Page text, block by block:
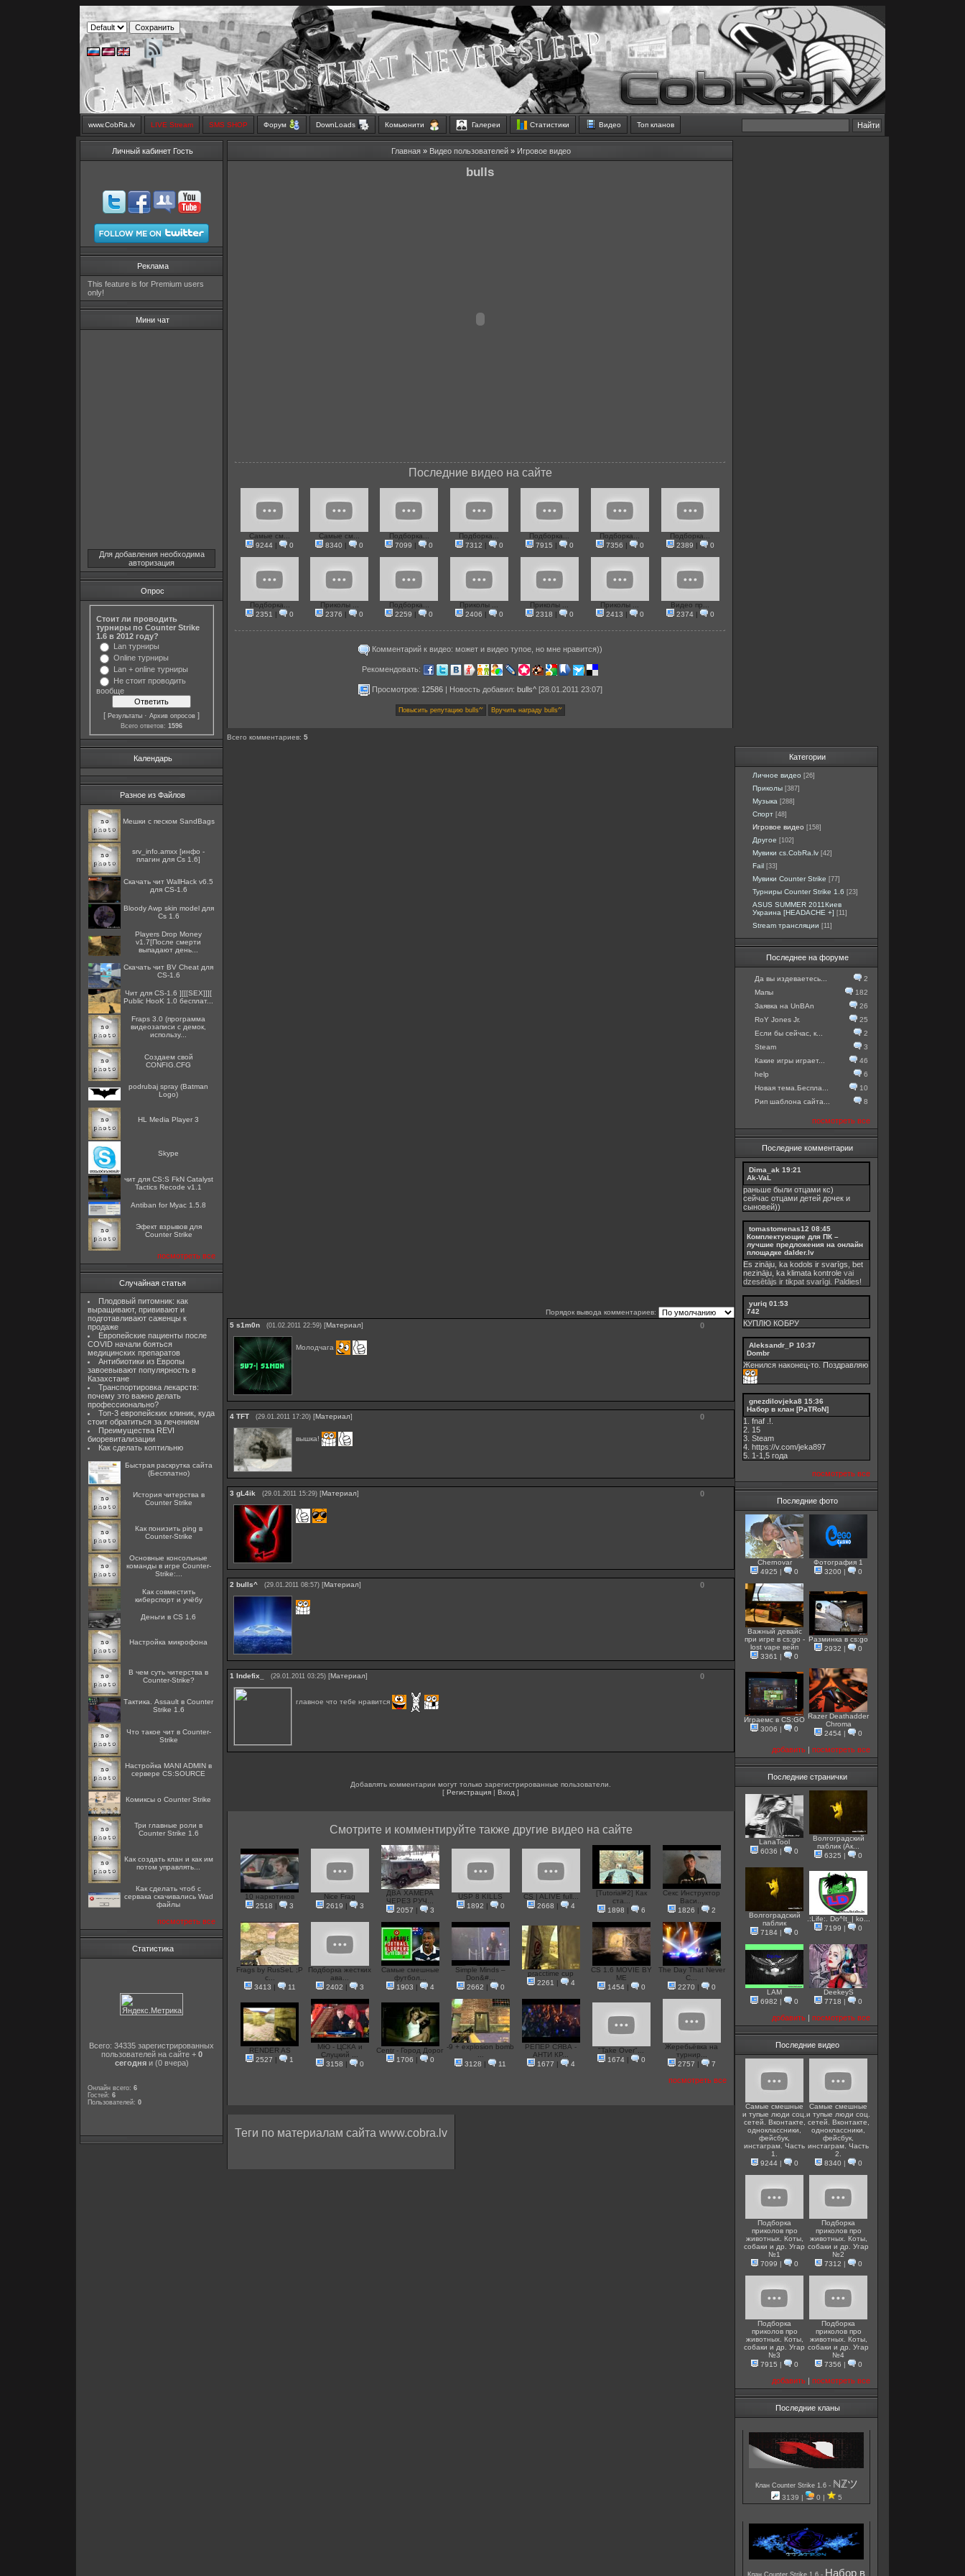
www.CobRa.lv LIVE Stream SMS SHOP Форум DownLoads Комьюнити Галереи Статистики Видео Топ кланов
Личный кабинет Гость
Реклама
This feature is for Premium users
only!
Мини чат
Для добавления необходима
авторизация
Опрос
Стоит ли проводить
турниры по Counter Strike
1.6 в 2012 году?
Lan турниры
Online турниры
Lan + online турниры
Не стоит проводить
вообще
[ Результаты · Архив опросов ]
Всего ответов: 1596
Календарь
Разное из Файлов
Мешки с песком SandBags
srv_info.amxx [инфо -
плагин для Cs 1.6]
Скачать чит WallHack v6.5
для CS-1.6
Bloody Awp skin model для
Cs 1.6
Players Drop Money
v1.7[После смерти
выпадают день...
Скачать чит BV Cheat для
CS-1.6
Чит для CS-1.6 ][[[SEX]]][
Public HooK 1.0 бесплат...
Fraps 3.0 (программа
видеозаписи с демок,
использу...
Создаем свой
CONFIG.CFG
podrubaj spray (Batman
Logo)
HL Media Player 3
Skype
чит для CS:S FkN Catalyst
Tactics Recode v1.1
Antiban for Myac 1.5.8
Эфект взрывов для
Counter Strike
посмотреть все
Случайная статья
Плодовый питомник: как
выращивают, прививают и
подготавливают саженцы к
продаже
Европейские пациенты после
COVID начали бояться
медицинских препаратов
Антибиотики из Европы
завоевывают популярность в
Казахстане
Транспортировка лекарств:
почему это важно делать
профессионально?
Топ-3 европейских клиник, куда
стоит обратиться за лечением
Преимущества REVI
биоревитализации
Как сделать коптильню
Быстрая раскрутка сайта
(Бесплатно)
История читерства в
Counter Strike
Как понизить ping в
Counter-Strike
Основные консольные
команды в игре Counter-
Strike:...
Как совместить
киберспорт и учёбу
Деньги в CS 1.6
Настройка микрофона
В чем суть читерства в
Counter-Strike?
Тактика. Assault в Counter
Strike 1.6
Что такое чит в Counter-
Strike
Настройка MANI ADMIN в
сервере CS:SOURCE
Комиксы о Counter Strike
Три главные роли в
Counter Strike 1.6
Как создать клан и как им
потом управлять...
Как сделать чтоб с
сервака скачивались Wad
файлы
посмотреть все
Статистика
Всего: 34335 зарегистрированных
пользователей на сайте + 0
сегодняи (0 вчера)
Онлайн всего: 6
Гостей: 6
Пользователей: 0
Главная » Видео пользователей » Игровое видео
bulls
Последние видео на сайте
Самые см...
9244 | 0
Самые см...
8340 | 0
Подборка...
7099 | 0
Подборка...
7312 | 0
Подборка...
7915 | 0
Подборка...
7356 | 0
Подборка...
2389 | 0
Подборка...
2351 | 0
Приколы ...
2376 | 0
Подборка...
2259 | 0
Приколы ...
2406 | 0
Приколы ...
2318 | 0
Приколы ...
2413 | 0
Видео пр...
2374| 0
Комментарий к видео: может и видео тупое, но мне нравится))
Рекомендовать:
Просмотров: 12586| Новость добавил: bulls^[28.01.2011 23:07]
Всего комментариев: 5
Порядок вывода комментариев:
0
5 s1m0n (01.02.2011 22:59) [Материал]
Молодчага
0
4 TFT (29.01.2011 17:20) [Материал]
вышка!
0
3 gL4ik (29.01.2011 15:29) [Материал]
0
2 bulls^ (29.01.2011 08:57) [Материал]
0
1 Indefix_ (29.01.2011 03:25) [Материал]
главное что тебе нравится
Добавлять комментарии могут только зарегистрированные пользователи.
[ Регистрация | Вход ]
Смотрите и комментируйте также другие видео на сайте
10 наркотиков
2518 | 3
Nice Frag
2619 | 3
ДВА ХАМЕРА
ЧЕРЕЗ РУЧ...
2057 | 3
USP 8 KILLS
1892 | 0
CS | ALIVE full...
2668 | 4
[Tutorial#2] Как
ста...
1898 | 6
Секс Инструктор
Васи...
1826 | 2
Frags by RusSeL ;P
c...
3413 | 11
Подборка жестких
ава...
2402 | 3
Самые смешные
футбол...
1903 | 4
Simple Minds –
Don&#...
2662 | 0
pracctime cup
2261 | 4
CS 1.6 MOVIE BY
ME
1454| 0
The Day That Never
C...
2270 | 0
RENDER AS
2527 | 1
МЮ - ЦСКА и
Слуцкий ...
3158 | 0
Centr - Город Дорог
1706 | 0
-9 + explosion bomb
3128 | 11
РЕПЕР СЯВА -
АНТИ КР...
1677 | 4
"Take Over"...
1674| 0
Жеребьёвка на
турнир...
2757 | 7
посмотреть все
Теги по материалам сайта www.cobra.lv
Категории
Личное видео [26]
Приколы [387]
Музыка [288]
Спорт [48]
Игровое видео [158]
Другое [102]
Мувики cs.CobRa.lv [42]
Fail [33]
Мувики Counter Strike [77]
Турниры Counter Strike 1.6 [23]
ASUS SUMMER 2011Киев
Украина [HEADACHE +] [11]
Stream трансляции [11]
Последнее на форуме
Да вы издеваетесь...
2
Мапы
182
Заявка на UnBAn
26
RoY Jones Jr.
25
Если бы сейчас, к...
2
Steam
3
Какие игры играет...
46
help
6
Новая тема.Беспла...
10
Рип шаблона сайта...
8
посмотреть все
Последние комментарии
Dima_ak 19:21
Ak-VaL
раньше были отцами кс)
сейчас отцами детей дочек и
сыновей))
tomastomenas12 08:45
Комплектующие для ПК –
лучшие предложения на онлайн
площадке dalder.lv
Es zināju, ka kodols ir svarīgs, bet
nezināju, ka klimata kontrole vai
dzesētājs ir tikpat svarīgi. Paldies!
yuriq 01:53
742
КУПЛЮ КОБРУ
Aleksandr_P 10:37
Dombr
Женился наконец-то. Поздравляю
gnezdilovjeka8 15:36
Набор в клан [PaTRoN]
1. fnaf .!.
2. 15
3. Steam
4. https://v.com/jeka897
5. 1-1,5 годa
посмотреть все
Последние фото
Chernovar
4925 | 0
Фотография 1
3200 | 0
Важный девайс
при игре в cs:go -
lost vape вейп
3361 | 0
Разминка в cs:go
2932 | 0
Играемс в CS:GO
3006 | 0
Razer Deathadder
Chroma
2454 | 0
добавить | посмотреть все
Последние странички
LanaTool
6036 | 0
Волгоградский
паблик (Ак...
6325 | 0
Волгоградский
паблик
7184 | 0
.:Life:. Do^It_| ko...
7199 | 0
LAM
6982 | 0
DeekeyS
7718 | 0
добавить | посмотреть все
Последние видео
Самые смешные
и тупые люди соц.
сетей. Вконтакте,
одноклассники,
фейсбук,
инстаграм. Часть
1.
9244| 0
Самые смешные
и тупые люди соц.
сетей. Вконтакте,
одноклассники,
фейсбук,
инстаграм. Часть
2.
8340 | 0
Подборка
приколов про
животных. Коты,
собаки и др. Угар
№1
7099 | 0
Подборка
приколов про
животных. Коты,
собаки и др. Угар
№2
7312 | 0
Подборка
приколов про
животных. Коты,
собаки и др. Угар
№3
7915 | 0
Подборка
приколов про
животных. Коты,
собаки и др. Угар
№4
7356 | 0
добавить | посмотреть все
Последние кланы
Клан Counter Strike 1.6 - ℕℤツ
3139 | 0 | 5
Клан Counter Strike 1.6 - Набор в